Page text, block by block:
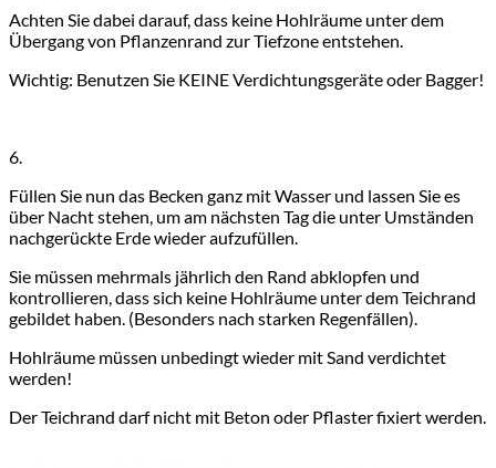
Achten Sie dabei darauf, dass keine Hohlräume unter dem
Übergang von Pflanzenrand zur Tiefzone entstehen.
Wichtig: Benutzen Sie KEINE Verdichtungsgeräte oder Bagger!
6.
Füllen Sie nun das Becken ganz mit Wasser und lassen Sie es
über Nacht stehen, um am nächsten Tag die unter Umständen
nachgerückte Erde wieder aufzufüllen.
Sie müssen mehrmals jährlich den Rand abklopfen und
kontrollieren, dass sich keine Hohlräume unter dem Teichrand
gebildet haben. (Besonders nach starken Regenfällen).
Hohlräume müssen unbedingt wieder mit Sand verdichtet
werden!
Der Teichrand darf nicht mit Beton oder Pflaster fixiert werden.